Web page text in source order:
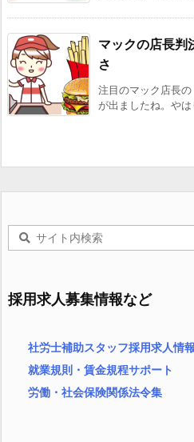
マックの店長判
さ
注目のマック店長
が出ましたね。や
採用求人募集情報など
社労士補助スタッフ採用求人情報
就業規則・賃金規程サポート
労働・社会保険関係法令集